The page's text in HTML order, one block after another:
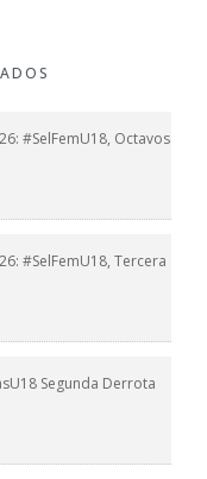
#SelFemU18, Octavos
#SelFemU18, Tercera
Segunda Derrota